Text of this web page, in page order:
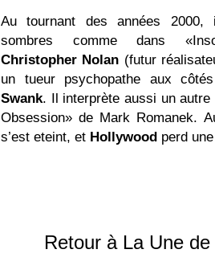
Au tournant des années
sombres comme dans
Christopher Nolan (futur
un tueur psychopathe aux
Swank. Il interprète aussi un
Obsession» de Mark Romanek.
s’est eteint, et Hollywood perd
Retour à La Une de